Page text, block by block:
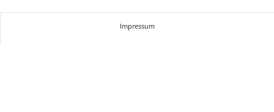
Impressum